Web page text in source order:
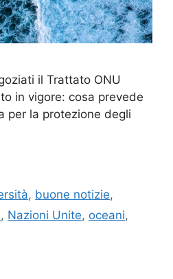
il Trattato ONU
in vigore: cosa prevede
per la protezione degli
, buone notizie,
, Nazioni Unite, oceani,